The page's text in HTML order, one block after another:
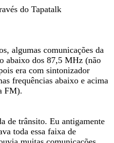
do Tapatalk
algumas comunicações da
abaixo dos 87,5 MHz (não
era com sintonizador
frequências abaixo e acima
FM).
de trânsito. Eu antigamente
toda essa faixa de